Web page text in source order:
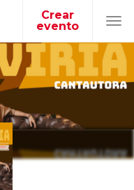
Crear
evento